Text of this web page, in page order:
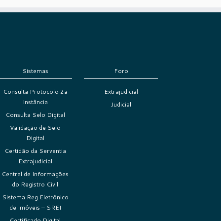
Sistemas
Consulta Protocolo 2a
Instância
Consulta Selo Digital
Validação de Selo
Digital
Certidão da Serventia
Extrajudicial
Central de Informações
do Registro Civil
Sistema Reg Eletrônico
de Imóveis – SREI
Foro
Extrajudicial
Judicial